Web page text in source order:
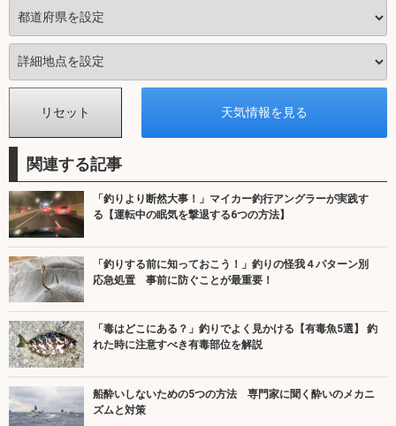
関連する記事
「釣りより断然大事！」マイカー釣行アングラーが実践す
る【運転中の眠気を撃退する6つの方法】
「釣りする前に知っておこう！」釣りの怪我４パターン別
応急処置 事前に防ぐことが最重要！
「毒はどこにある？」釣りでよく見かける【有毒魚5選】 釣
れた時に注意すべき有毒部位を解説
船酔いしないための5つの方法 専門家に聞く酔いのメカニ
ズムと対策